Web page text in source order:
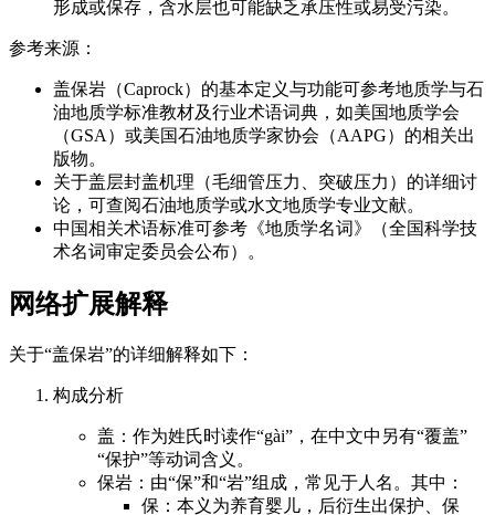
形成或保存，含水层也可能缺乏承压性或易受污染。
参考来源：
盖保岩（Caprock）的基本定义与功能可参考地质学与石
油地质学标准教材及行业术语词典，如美国地质学会
（GSA）或美国石油地质学家协会（AAPG）的相关出
版物。
关于盖层封盖机理（毛细管压力、突破压力）的详细讨
论，可查阅石油地质学或水文地质学专业文献。
中国相关术语标准可参考《地质学名词》（全国科学技
术名词审定委员会公布）。
网络扩展解释
关于“盖保岩”的详细解释如下：
构成分析
盖：作为姓氏时读作“gài”，在中文中另有“覆盖”
“保护”等动词含义。
保岩：由“保”和“岩”组成，常见于人名。其中：
保：本义为养育婴儿，后衍生出保护、保